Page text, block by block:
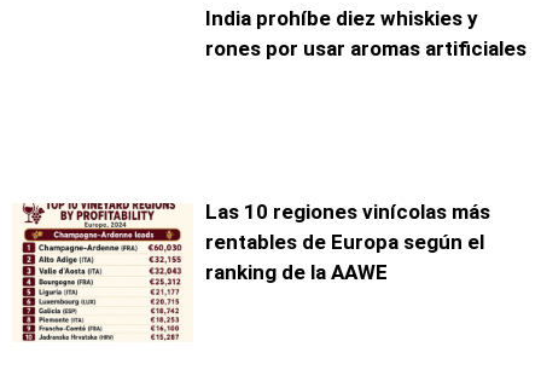
India prohíbe diez whiskies y
rones por usar aromas artificiales
Las 10 regiones vinícolas más
rentables de Europa según el
ranking de la AAWE